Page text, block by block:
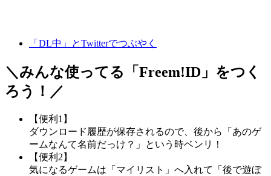
「DL中」とTwitterでつぶやく
＼みんな使ってる「 Freem!ID 」をつく
ろう！／
【便利1】
ダウンロード履歴が保存されるので、後から「あのゲ
ームなんて名前だっけ？」という時ベンリ！
【便利2】
気になるゲームは「マイリスト」へ入れて「後で遊ぼ